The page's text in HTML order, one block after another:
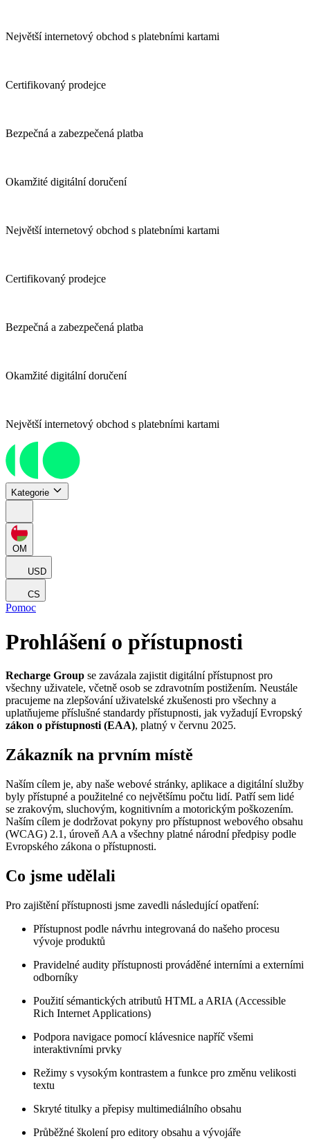
Největší internetový obchod s platebními kartami
Certifikovaný prodejce
Bezpečná a zabezpečená platba
Okamžité digitální doručení
Největší internetový obchod s platebními kartami
Certifikovaný prodejce
Bezpečná a zabezpečená platba
Okamžité digitální doručení
Největší internetový obchod s platebními kartami
Kategorie
OM
USD
CS
Pomoc
Prohlášení o přístupnosti
Recharge Group se zavázala zajistit digitální přístupnost pro
všechny uživatele, včetně osob se zdravotním postižením. Neustále
pracujeme na zlepšování uživatelské zkušenosti pro všechny a
uplatňujeme příslušné standardy přístupnosti, jak vyžadují Evropský
zákon o přístupnosti (EAA), platný v červnu 2025.
Zákazník na prvním místě
Naším cílem je, aby naše webové stránky, aplikace a digitální služby
byly přístupné a použitelné co největšímu počtu lidí. Patří sem lidé
se zrakovým, sluchovým, kognitivním a motorickým poškozením.
Naším cílem je dodržovat pokyny pro přístupnost webového obsahu
(WCAG) 2.1, úroveň AA a všechny platné národní předpisy podle
Evropského zákona o přístupnosti.
Co jsme udělali
Pro zajištění přístupnosti jsme zavedli následující opatření:
Přístupnost podle návrhu integrovaná do našeho procesu
vývoje produktů
Pravidelné audity přístupnosti prováděné interními a externími
odborníky
Použití sémantických atributů HTML a ARIA (Accessible
Rich Internet Applications)
Podpora navigace pomocí klávesnice napříč všemi
interaktivními prvky
Režimy s vysokým kontrastem a funkce pro změnu velikosti
textu
Skryté titulky a přepisy multimediálního obsahu
Průběžné školení pro editory obsahu a vývojáře